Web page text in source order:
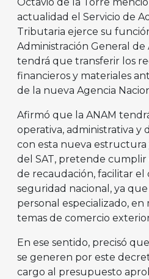
actualidad el Servicio de
Tributaria ejerce su
Administración General de
tendrá que transferir los
financieros y materiales
de la nueva Agencia
Afirmó que la ANAM
operativa, administrativa y
con esta nueva
del SAT, pretende
de recaudación, facilitar el
seguridad nacional, ya
personal especializado, en
temas de comercio
En ese sentido, precisó
se generen por este
cargo al presupuesto